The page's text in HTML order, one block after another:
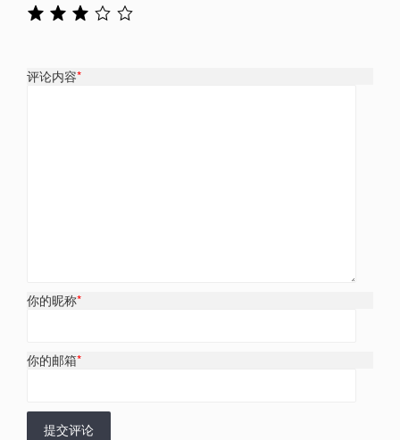
评论内容*
你的昵称*
你的邮箱*
提交评论